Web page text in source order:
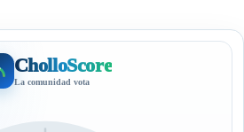
CholloScore
La comunidad vota